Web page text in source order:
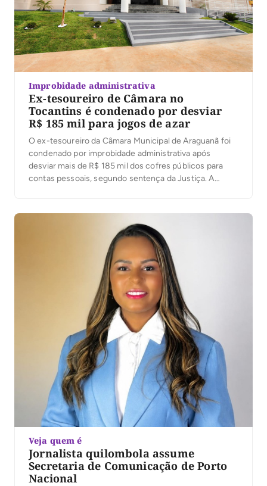
Improbidade administrativa
Ex-tesoureiro de Câmara no
Tocantins é condenado por desviar
R$ 185 mil para jogos de azar
O ex-tesoureiro da Câmara Municipal de Araguanã foi
condenado por improbidade administrativa após
desviar mais de R$ 185 mil dos cofres públicos para
contas pessoais, segundo sentença da Justiça. A
Xambioá. De acordo com o processo, o ex-servidor […]
Veja quem é
Jornalista quilombola assume
Secretaria de Comunicação de Porto
Nacional